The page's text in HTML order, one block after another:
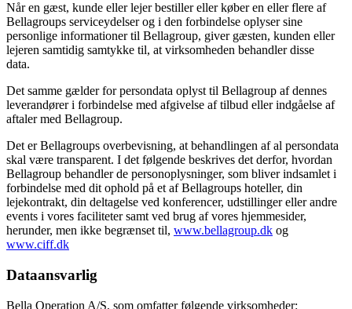
Når en gæst, kunde eller lejer bestiller eller køber en eller flere af
Bellagroups serviceydelser og i den forbindelse oplyser sine
personlige informationer til Bellagroup, giver gæsten, kunden eller
lejeren samtidig samtykke til, at virksomheden behandler disse
data.
Det samme gælder for persondata oplyst til Bellagroup af dennes
leverandører i forbindelse med afgivelse af tilbud eller indgåelse af
aftaler med Bellagroup.
Det er Bellagroups overbevisning, at behandlingen af al persondata
skal være transparent. I det følgende beskrives det derfor, hvordan
Bellagroup behandler de personoplysninger, som bliver indsamlet i
forbindelse med dit ophold på et af Bellagroups hoteller, din
lejekontrakt, din deltagelse ved konferencer, udstillinger eller andre
events i vores faciliteter samt ved brug af vores hjemmesider,
herunder, men ikke begrænset til, www.bellagroup.dk og
www.ciff.dk
Dataansvarlig
Bella Operation A/S, som omfatter følgende virksomheder: